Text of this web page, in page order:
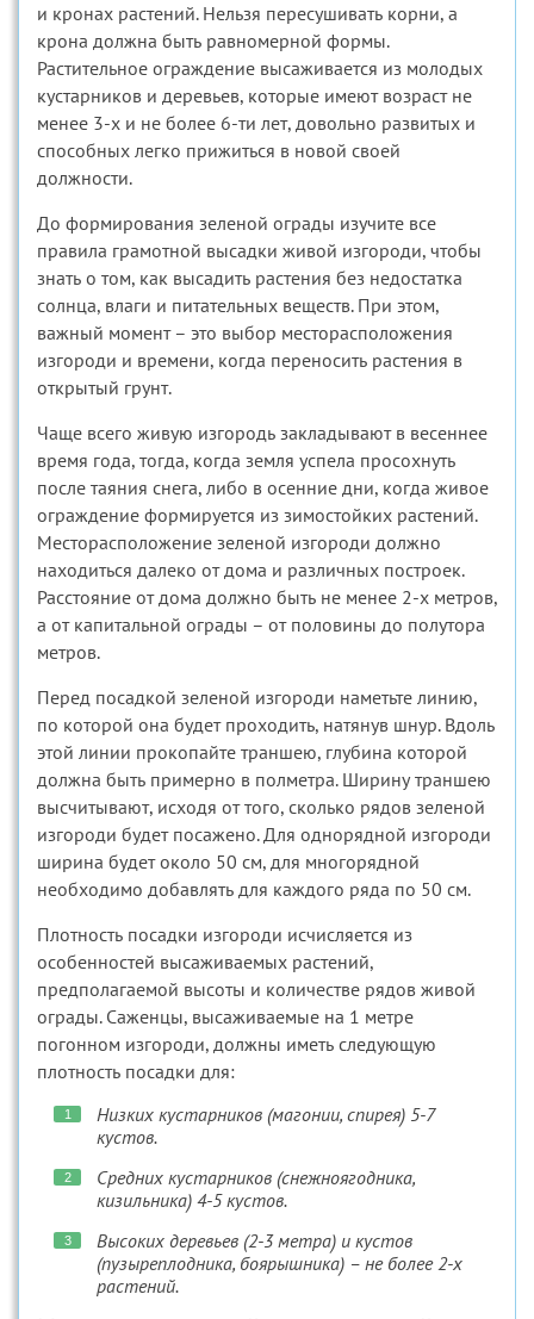
и кронах растений. Нельзя пересушивать корни, а
крона должна быть равномерной формы.
Растительное ограждение высаживается из молодых
кустарников и деревьев, которые имеют возраст не
менее 3-х и не более 6-ти лет, довольно развитых и
способных легко прижиться в новой своей
должности.
До формирования зеленой ограды изучите все
правила грамотной высадки живой изгороди, чтобы
знать о том, как высадить растения без недостатка
солнца, влаги и питательных веществ. При этом,
важный момент – это выбор месторасположения
изгороди и времени, когда переносить растения в
открытый грунт.
Чаще всего живую изгородь закладывают в весеннее
время года, тогда, когда земля успела просохнуть
после таяния снега, либо в осенние дни, когда живое
ограждение формируется из зимостойких растений.
Месторасположение зеленой изгороди должно
находиться далеко от дома и различных построек.
Расстояние от дома должно быть не менее 2-х метров,
а от капитальной ограды – от половины до полутора
метров.
Перед посадкой зеленой изгороди наметьте линию,
по которой она будет проходить, натянув шнур. Вдоль
этой линии прокопайте траншею, глубина которой
должна быть примерно в полметра. Ширину траншею
высчитывают, исходя от того, сколько рядов зеленой
изгороди будет посажено. Для однорядной изгороди
ширина будет около 50 см, для многорядной
необходимо добавлять для каждого ряда по 50 см.
Плотность посадки изгороди исчисляется из
особенностей высаживаемых растений,
предполагаемой высоты и количестве рядов живой
ограды. Саженцы, высаживаемые на 1 метре
погонном изгороди, должны иметь следующую
плотность посадки для:
Низких кустарников (магонии, спирея) 5-7
кустов.
Средних кустарников (снежноягодника,
кизильника) 4-5 кустов.
Высоких деревьев (2-3 метра) и кустов
(пузыреплодника, боярышника) – не более 2-х
растений.